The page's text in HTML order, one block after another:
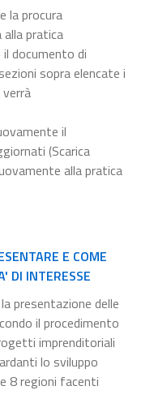
la procura
alla pratica
documento di
sopra elencate i
il
(Scarica
alla pratica
E COME
DI INTERESSE
presentazione delle
il procedimento
imprenditoriali
lo sviluppo
8 regioni facenti